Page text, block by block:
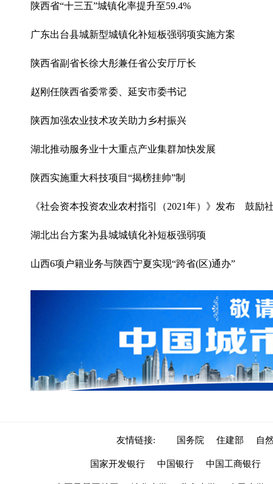
陕西省“十三五”城镇化率提升至59.4%
广东出台县城新型城镇化补短板强弱项实施方案
陕西省副省长徐大彤兼任省公安厅厅长
赵刚任陕西省委常委、延安市委书记
陕西加强农业技术攻关助力乡村振兴
湖北推动服务业十大重点产业集群加快发展
陕西实施重大科技项目“揭榜挂帅”制
《社会资本投资农业农村指引（2021年）》发布 鼓励
湖北出台方案为县城城镇化补短板强弱项
山西6项户籍业务与陕西宁夏实现“跨省(区)通办”
友情链接: 国务院 住建部 自
国家开发银行 中国银行 中国工商银行